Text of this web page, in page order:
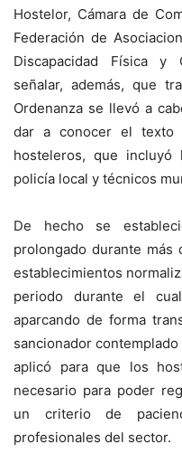
Hostelor, Cámara de
Federación de
Discapacidad Física y
señalar, además, que
Ordenanza se llevó a
dar a conocer el texto
hosteleros, que
policía local y técnicos
De hecho se
prolongado durante
establecimientos
periodo durante el
aparcando de forma
sancionador
aplicó para que los
necesario para poder
un criterio de
profesionales del sector.